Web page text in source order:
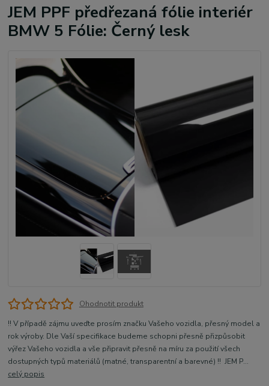
JEM PPF předřezaná fólie interiér
BMW 5 Fólie: Černý lesk
Ohodnotit produkt
!! V případě zájmu uveďte prosím značku Vašeho vozidla, přesný model a
rok výroby. Dle Vaší specifikace budeme schopni přesně přizpůsobit
výřez Vašeho vozidla a vše připravit přesně na míru za použití všech
dostupných typů materiálů (matné, transparentní a barevné) !! JEM P...
celý popis